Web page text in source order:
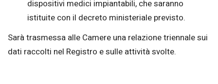
dispositivi medici impiantabili, che saranno
istituite con il decreto ministeriale previsto.
Sarà trasmessa alle Camere una relazione triennale sui
dati raccolti nel Registro e sulle attività svolte.